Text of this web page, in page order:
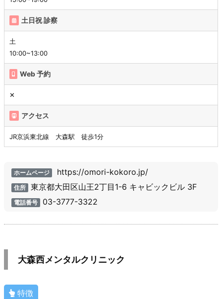
土日祝 診察
土
10:00~13:00
Web 予約
✕
アクセス
JR京浜東北線 大森駅 徒歩1分
ホームページ https://omori-kokoro.jp/
住所 東京都大田区山王2丁目1-6 キャビックビル 3F
電話番号 03-3777-3322
大森西メンタルクリニック
特徴